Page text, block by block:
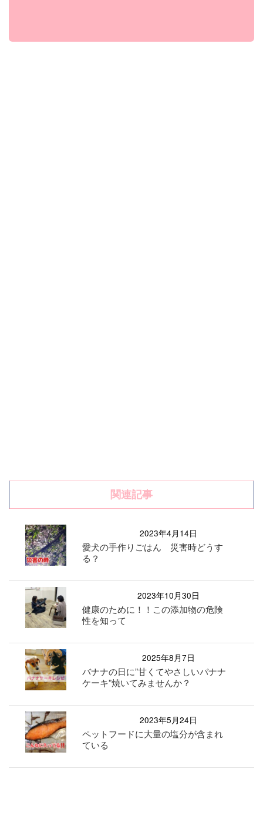
関連記事
2023年4月14日
愛犬の手作りごはん 災害時どうす
る？
2023年10月30日
健康のために！！この添加物の危険
性を知って
2025年8月7日
バナナの日に”甘くてやさしいバナナ
ケーキ”焼いてみませんか？
2023年5月24日
ペットフードに大量の塩分が含まれ
ている